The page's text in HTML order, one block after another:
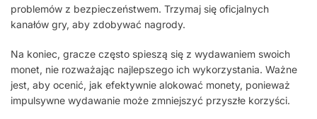
problemów z bezpieczeństwem. Trzymaj się oficjalnych
kanałów gry, aby zdobywać nagrody.
Na koniec, gracze często spieszą się z wydawaniem swoich
monet, nie rozważając najlepszego ich wykorzystania. Ważne
jest, aby ocenić, jak efektywnie alokować monety, ponieważ
impulsywne wydawanie może zmniejszyć przyszłe korzyści.